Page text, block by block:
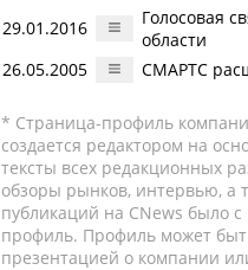
29.01.2016
Голосовая
области
26.05.2005
СМАРТС
* Страница-профиль
создается редактором на
тексты всех редакционных
обзоры рынков, интервью, а
публикаций на CNews было
профиль. Профиль может
презентацией о компании